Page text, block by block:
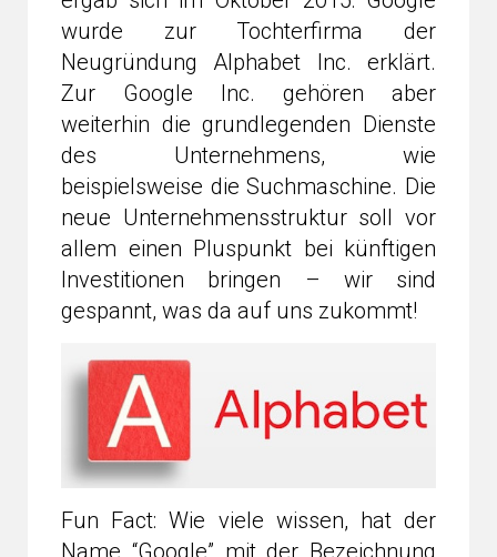
wurde zur Tochterfirma der
Neugründung Alphabet Inc. erklärt.
Zur Google Inc. gehören aber
weiterhin die grundlegenden Dienste
des Unternehmens, wie
beispielsweise die Suchmaschine. Die
neue Unternehmensstruktur soll vor
allem einen Pluspunkt bei künftigen
Investitionen bringen – wir sind
gespannt, was da auf uns zukommt!
Fun Fact: Wie viele wissen, hat der
Name “Google” mit der Bezeichnung